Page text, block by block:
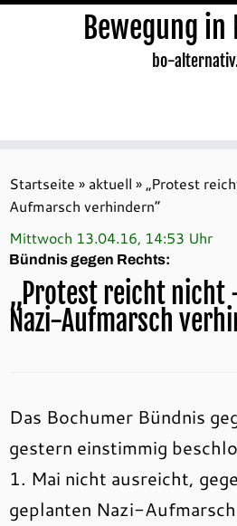
Inhalt
springen
Bewegung in
bo-
Startseite » aktuell » „Protest
Aufmarsch verhindern“
Mittwoch 13.04.16, 14:53 Uhr
Bündnis gegen Rechts:
„Protest reicht nicht
Nazi-Aufmarsch
Das Bochumer Bündnis
gestern einstimmig
1. Mai nicht ausreicht,
geplanten Nazi-